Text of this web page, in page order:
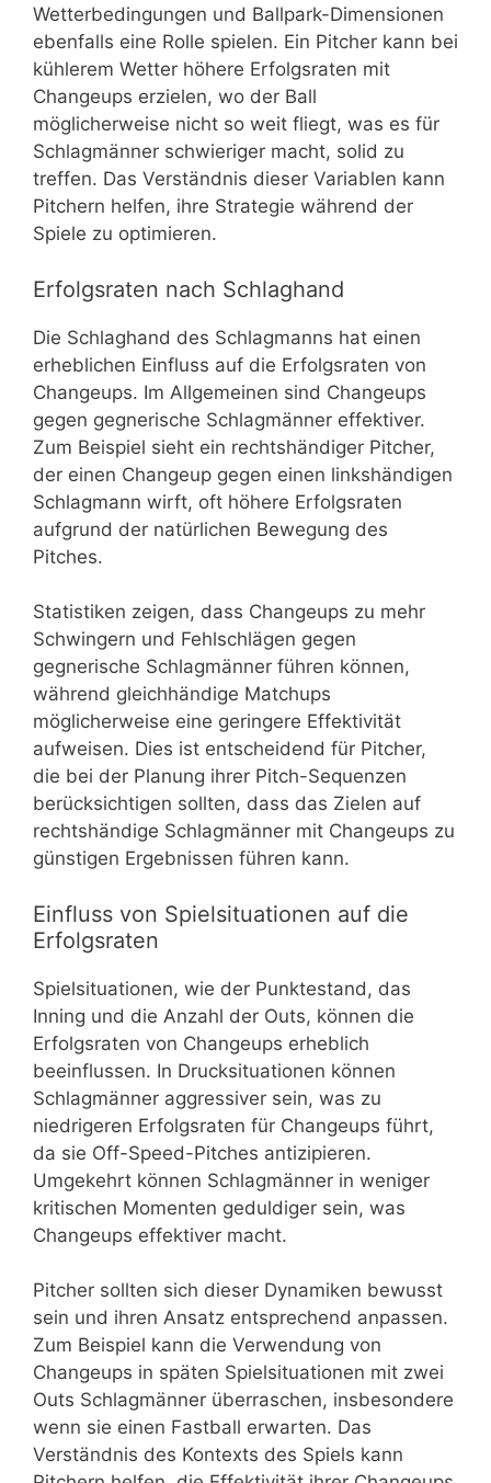
Wetterbedingungen und Ballpark-Dimensionen
ebenfalls eine Rolle spielen. Ein Pitcher kann bei
kühlerem Wetter höhere Erfolgsraten mit
Changeups erzielen, wo der Ball
möglicherweise nicht so weit fliegt, was es für
Schlagmänner schwieriger macht, solid zu
treffen. Das Verständnis dieser Variablen kann
Pitchern helfen, ihre Strategie während der
Spiele zu optimieren.
Erfolgsraten nach Schlaghand
Die Schlaghand des Schlagmanns hat einen
erheblichen Einfluss auf die Erfolgsraten von
Changeups. Im Allgemeinen sind Changeups
gegen gegnerische Schlagmänner effektiver.
Zum Beispiel sieht ein rechtshändiger Pitcher,
der einen Changeup gegen einen linkshändigen
Schlagmann wirft, oft höhere Erfolgsraten
aufgrund der natürlichen Bewegung des
Pitches.
Statistiken zeigen, dass Changeups zu mehr
Schwingern und Fehlschlägen gegen
gegnerische Schlagmänner führen können,
während gleichhändige Matchups
möglicherweise eine geringere Effektivität
aufweisen. Dies ist entscheidend für Pitcher,
die bei der Planung ihrer Pitch-Sequenzen
berücksichtigen sollten, dass das Zielen auf
rechtshändige Schlagmänner mit Changeups zu
günstigen Ergebnissen führen kann.
Einfluss von Spielsituationen auf die
Erfolgsraten
Spielsituationen, wie der Punktestand, das
Inning und die Anzahl der Outs, können die
Erfolgsraten von Changeups erheblich
beeinflussen. In Drucksituationen können
Schlagmänner aggressiver sein, was zu
niedrigeren Erfolgsraten für Changeups führt,
da sie Off-Speed-Pitches antizipieren.
Umgekehrt können Schlagmänner in weniger
kritischen Momenten geduldiger sein, was
Changeups effektiver macht.
Pitcher sollten sich dieser Dynamiken bewusst
sein und ihren Ansatz entsprechend anpassen.
Zum Beispiel kann die Verwendung von
Changeups in späten Spielsituationen mit zwei
Outs Schlagmänner überraschen, insbesondere
wenn sie einen Fastball erwarten. Das
Verständnis des Kontexts des Spiels kann